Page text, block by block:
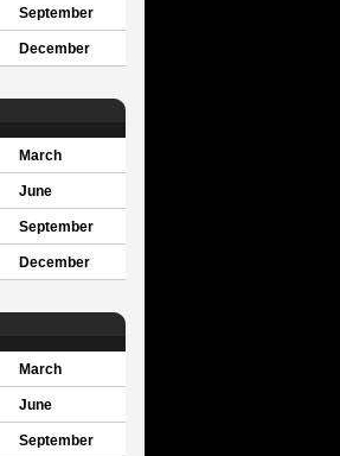
September
December
March
June
September
December
March
June
September